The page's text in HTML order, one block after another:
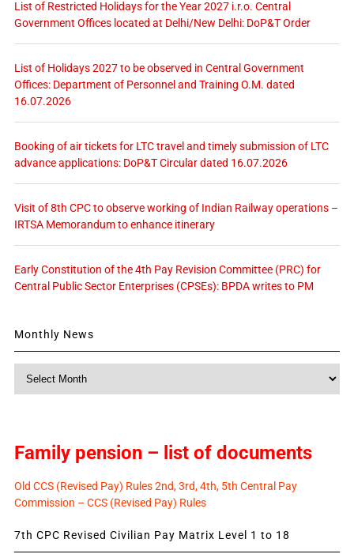
List of Restricted Holidays for the Year 2027 i.r.o. Central
Government Offices located at Delhi/New Delhi: DoP&T Order
List of Holidays 2027 to be observed in Central Government
Offices: Department of Personnel and Training O.M. dated
16.07.2026
Booking of air tickets for LTC travel and timely submission of LTC
advance applications: DoP&T Circular dated 16.07.2026
Visit of 8th CPC to observe working of Indian Railway operations –
IRTSA Memorandum to enhance itinerary
Early Constitution of the 4th Pay Revision Committee (PRC) for
Central Public Sector Enterprises (CPSEs): BPDA writes to PM
Monthly News
Family pension – list of documents
Old CCS (Revised Pay) Rules 2nd, 3rd, 4th, 5th Central Pay
Commission – CCS (Revised Pay) Rules
7th CPC Revised Civilian Pay Matrix Level 1 to 18